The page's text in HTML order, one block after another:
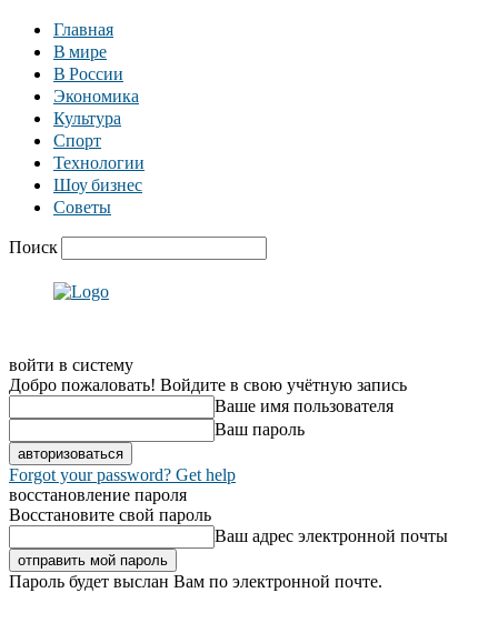
Главная
В мире
В России
Экономика
Культура
Спорт
Технологии
Шоу бизнес
Советы
Поиск
войти в систему
Добро пожаловать! Войдите в свою учётную запись
Ваше имя пользователя
Ваш пароль
Forgot your password? Get help
восстановление пароля
Восстановите свой пароль
Ваш адрес электронной почты
Пароль будет выслан Вам по электронной почте.